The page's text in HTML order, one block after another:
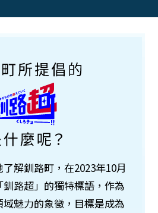
解釧路町，在2023年10月
路超」的獨特標語，作為
魅力的象徵，目標是成為